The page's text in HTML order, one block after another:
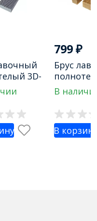
3D-
799₽
Брус
тиснение
30х60мм.
В
В